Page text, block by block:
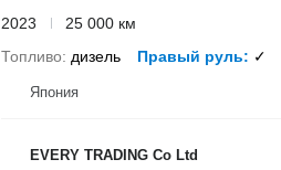
2023
25 000 км
Топливо
дизель Правый руль ✓
Япония
EVERY TRADING Co Ltd